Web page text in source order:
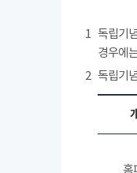
1 독립기
경우에
2 독립기
홈